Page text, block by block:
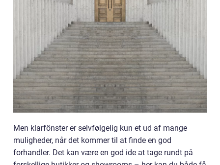
Men klarfönster er selvfølgelig kun et ud af mange
muligheder, når det kommer til at finde en god
forhandler. Det kan være en god ide at tage rundt på